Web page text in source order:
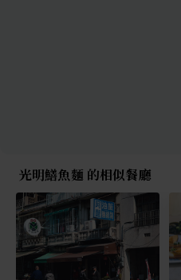
光明鱔魚麵 的相似餐廳